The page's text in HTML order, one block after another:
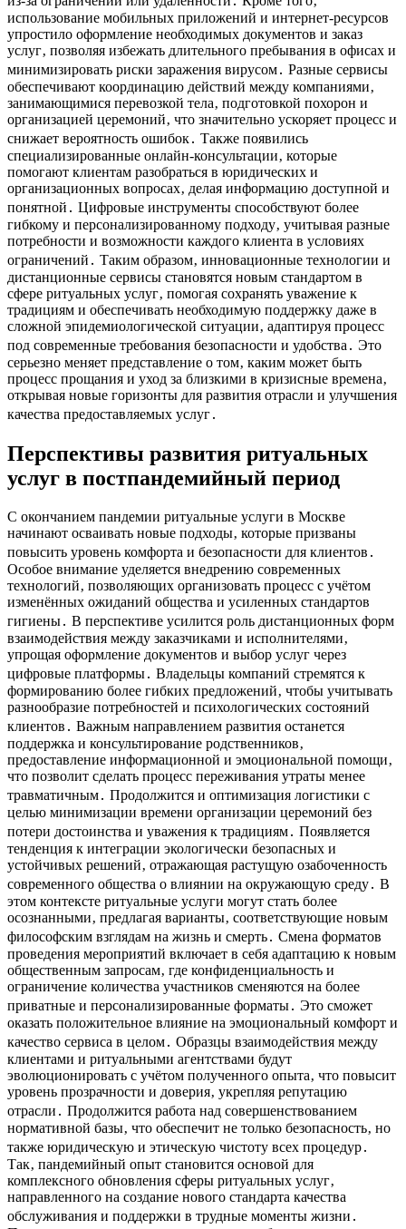
использование мобильных приложений и интернет-ресурсов
упростило оформление необходимых документов и заказ
услуг‚ позволяя избежать длительного пребывания в офисах и
минимизировать риски заражения вирусом․ Разные сервисы
обеспечивают координацию действий между компаниями‚
занимающимися перевозкой тела‚ подготовкой похорон и
организацией церемоний‚ что значительно ускоряет процесс и
снижает вероятность ошибок․ Также появились
специализированные онлайн-консультации‚ которые
помогают клиентам разобраться в юридических и
организационных вопросах‚ делая информацию доступной и
понятной․ Цифровые инструменты способствуют более
гибкому и персонализированному подходу‚ учитывая разные
потребности и возможности каждого клиента в условиях
ограничений․ Таким образом‚ инновационные технологии и
дистанционные сервисы становятся новым стандартом в
сфере ритуальных услуг‚ помогая сохранять уважение к
традициям и обеспечивать необходимую поддержку даже в
сложной эпидемиологической ситуации‚ адаптируя процесс
под современные требования безопасности и удобства․ Это
серьезно меняет представление о том‚ каким может быть
процесс прощания и уход за близкими в кризисные времена‚
открывая новые горизонты для развития отрасли и улучшения
качества предоставляемых услуг․
Перспективы развития ритуальных
услуг в постпандемийный период
С окончанием пандемии ритуальные услуги в Москве
начинают осваивать новые подходы‚ которые призваны
повысить уровень комфорта и безопасности для клиентов․
Особое внимание уделяется внедрению современных
технологий‚ позволяющих организовать процесс с учётом
изменённых ожиданий общества и усиленных стандартов
гигиены․ В перспективе усилится роль дистанционных форм
взаимодействия между заказчиками и исполнителями‚
упрощая оформление документов и выбор услуг через
цифровые платформы․ Владельцы компаний стремятся к
формированию более гибких предложений‚ чтобы учитывать
разнообразие потребностей и психологических состояний
клиентов․ Важным направлением развития останется
поддержка и консультирование родственников‚
предоставление информационной и эмоциональной помощи‚
что позволит сделать процесс переживания утраты менее
травматичным․ Продолжится и оптимизация логистики с
целью минимизации времени организации церемоний без
потери достоинства и уважения к традициям․ Появляется
тенденция к интеграции экологически безопасных и
устойчивых решений‚ отражающая растущую озабоченность
современного общества о влиянии на окружающую среду․ В
этом контексте ритуальные услуги могут стать более
осознанными‚ предлагая варианты‚ соответствующие новым
философским взглядам на жизнь и смерть․ Смена форматов
проведения мероприятий включает в себя адаптацию к новым
общественным запросам‚ где конфиденциальность и
ограничение количества участников сменяются на более
приватные и персонализированные форматы․ Это сможет
оказать положительное влияние на эмоциональный комфорт и
качество сервиса в целом․ Образцы взаимодействия между
клиентами и ритуальными агентствами будут
эволюционировать с учётом полученного опыта‚ что повысит
уровень прозрачности и доверия‚ укрепляя репутацию
отрасли․ Продолжится работа над совершенствованием
нормативной базы‚ что обеспечит не только безопасность‚ но
также юридическую и этическую чистоту всех процедур․
Так‚ пандемийный опыт становится основой для
комплексного обновления сферы ритуальных услуг‚
направленного на создание нового стандарта качества
обслуживания и поддержки в трудные моменты жизни․